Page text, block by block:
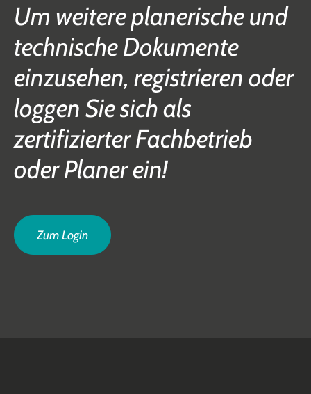
Um weitere planerische und
technische Dokumente
einzusehen, registrieren oder
loggen Sie sich als
zertifizierter Fachbetrieb
oder Planer ein!
Zum Login